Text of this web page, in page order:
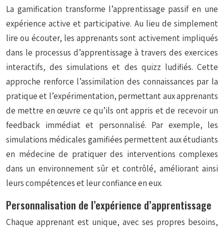
La gamification transforme l’apprentissage passif en une
expérience active et participative. Au lieu de simplement
lire ou écouter, les apprenants sont activement impliqués
dans le processus d’apprentissage à travers des exercices
interactifs, des simulations et des quizz ludifiés. Cette
approche renforce l’assimilation des connaissances par la
pratique et l’expérimentation, permettant aux apprenants
de mettre en œuvre ce qu’ils ont appris et de recevoir un
feedback immédiat et personnalisé. Par exemple, les
simulations médicales gamifiées permettent aux étudiants
en médecine de pratiquer des interventions complexes
dans un environnement sûr et contrôlé, améliorant ainsi
leurs compétences et leur confiance en eux.
Personnalisation de l’expérience d’apprentissage
Chaque apprenant est unique, avec ses propres besoins,